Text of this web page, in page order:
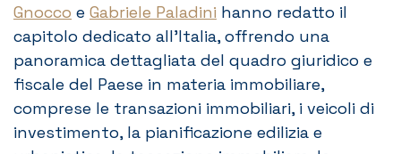
Gnocco e Gabriele Paladini hanno redatto il
capitolo dedicato all’Italia, offrendo una
panoramica dettagliata del quadro giuridico e
fiscale del Paese in materia immobiliare,
comprese le transazioni immobiliari, i veicoli di
investimento, la pianificazione edilizia e